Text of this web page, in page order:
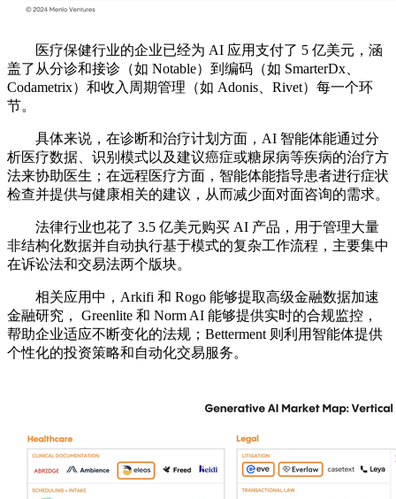
医疗保健行业的企业已经为 AI 应用支付了 5 亿美元，涵
盖了从分诊和接诊（如 Notable）到编码（如 SmarterDx、
Codametrix）和收入周期管理（如 Adonis、Rivet）每一个环
节。
具体来说，在诊断和治疗计划方面，AI 智能体能通过分
析医疗数据、识别模式以及建议癌症或糖尿病等疾病的治疗方
法来协助医生；在远程医疗方面，智能体能指导患者进行症状
检查并提供与健康相关的建议，从而减少面对面咨询的需求。
法律行业也花了 3.5 亿美元购买 AI 产品，用于管理大量
非结构化数据并自动执行基于模式的复杂工作流程，主要集中
在诉讼法和交易法两个版块。
相关应用中，Arkifi 和 Rogo 能够提取高级金融数据加速
金融研究， Greenlite 和 Norm AI 能够提供实时的合规监控，
帮助企业适应不断变化的法规；Betterment 则利用智能体提供
个性化的投资策略和自动化交易服务。